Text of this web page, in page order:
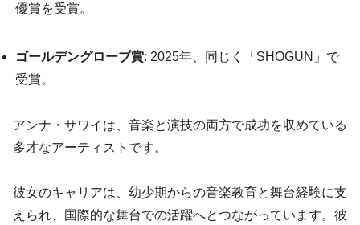
優賞を受賞。
ゴールデングローブ賞: 2025年、同じく「SHOGUN」で
受賞。
アンナ・サワイは、音楽と演技の両方で成功を収めている
多才なアーティストです。
彼女のキャリアは、幼少期からの音楽教育と舞台経験に支
えられ、国際的な舞台での活躍へとつながっています。彼